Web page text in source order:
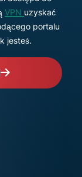
VPN uzyskać
portalu
jesteś.